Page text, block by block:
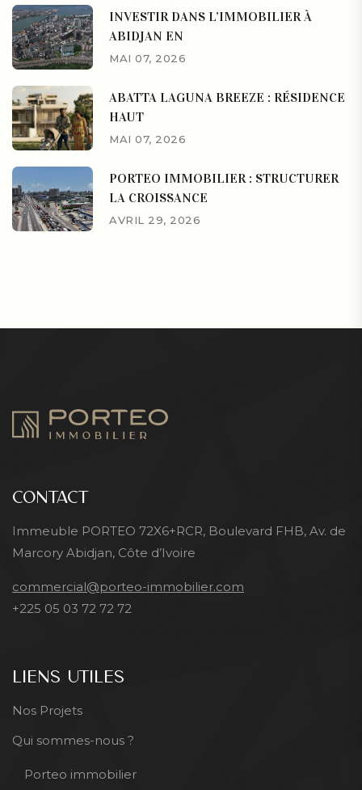
INVESTIR DANS L’IMMOBILIER À
ABIDJAN EN
MAI 07, 2026
ABATTA LAGUNA BREEZE : RÉSIDENCE
HAUT
MAI 07, 2026
PORTEO IMMOBILIER : STRUCTURER
LA CROISSANCE
AVRIL 29, 2026
CONTACT
Immeuble PORTEO 72X6+RCR, Boulevard FHB, Av. de
Marcory Abidjan, Côte d’Ivoire
commercial@porteo-immobilier.com
+225 05 03 72 72 72
LIENS UTILES
Nos Projets
Qui sommes-nous ?
Porteo immobilier